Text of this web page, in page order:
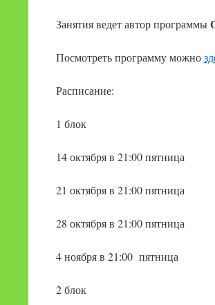
Занятия ведет автор программы
Посмотреть программу можно
Расписание:
1 блок
14 октября в 21:00 пятница
21 октября в 21:00 пятница
28 октября в 21:00 пятница
4 ноября в 21:00 пятница
2 блок